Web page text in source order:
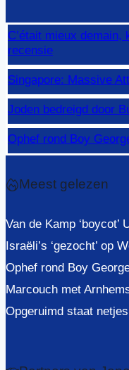
C’était mieux
recensie
Singapore: Massive
Joden bedreigd door
Ophef rond Boy
Meest gelezen
Van de Kamp
Israëli’s ‘gezocht’ op
Ophef rond Boy
Marcouch met
Opgeruimd staat